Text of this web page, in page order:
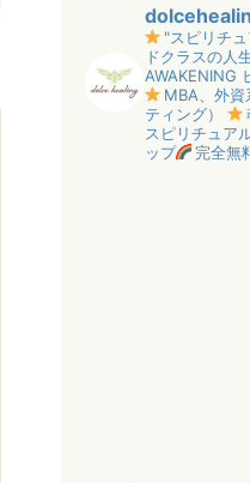
"スピリチ
ドクラスの人
AWAKENING
MBA、外資
ティング）
スピリチュア
ップ
完全無